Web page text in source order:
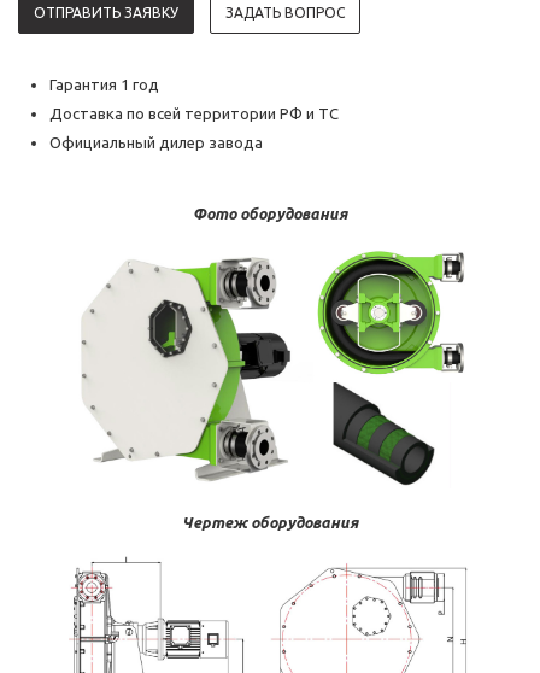
ОТПРАВИТЬ ЗАЯВКУ ЗАДАТЬ ВОПРОС
Гарантия 1 год
Доставка по всей территории РФ и ТС
Официальный дилер завода
Фото оборудования
Чертеж оборудования